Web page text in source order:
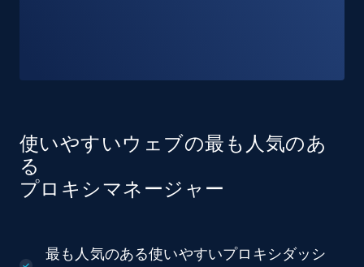
使いやすいウェブの最も人気のあ
る
プロキシマネージャー
最も人気のある使いやすいプロキシダッシ